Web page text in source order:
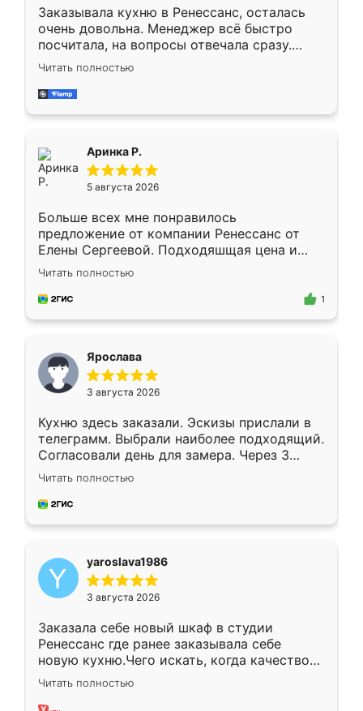
Заказывала кухню в Ренессанс, осталась
очень довольна. Менеджер всё быстро
посчитала, на вопросы отвечала сразу.
Замерщик приехал в субботу, подошёл к
делу со всей ответственностью. Собрали
за день, ребята работали аккуратно, даже
Читать полностью
Аринка Р.
5 августа 2026
Больше всех мне понравилось
предложение от компании Ренессанс от
Елены Сергеевой. Подходяшщая цена и
короткие сроки изготовления. Приехавший
для замера сотрудник Владислав
предложил по моему эскизу самый
Читать полностью
1
Ярослава
3 августа 2026
Кухню здесь заказали. Эскизы прислали в
телеграмм. Выбрали наиболее подходящий.
Согласовали день для замера. Через 3
недели кухня была уже готова. Остались
довольны работой. Спасибо Ренессанс
мебель за качественную работу!
Читать полностью
yaroslava1986
3 августа 2026
Заказала себе новый шкаф в студии
Ренессанс где ранее заказывала себе
новую кухню.Чего искать, когда качеством
вполне довольна. Служит кухня уже почти
два года, нареканий нет.
Читать полностью